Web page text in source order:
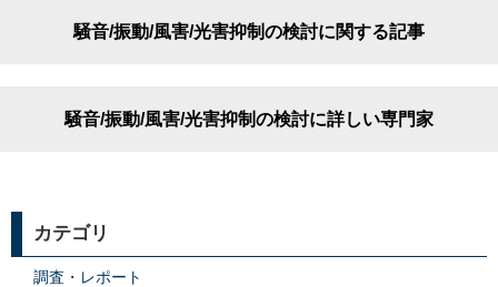
騒音/振動/風害/光害抑制の検討に関する記事
騒音/振動/風害/光害抑制の検討に詳しい専門家
カテゴリ
調査・レポート